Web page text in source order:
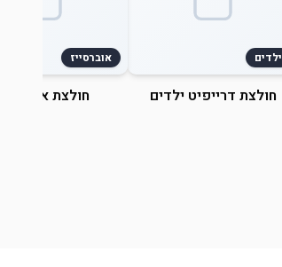
ילדים
חולצת דרייפיט ילדים
אוברסייז
חולצת